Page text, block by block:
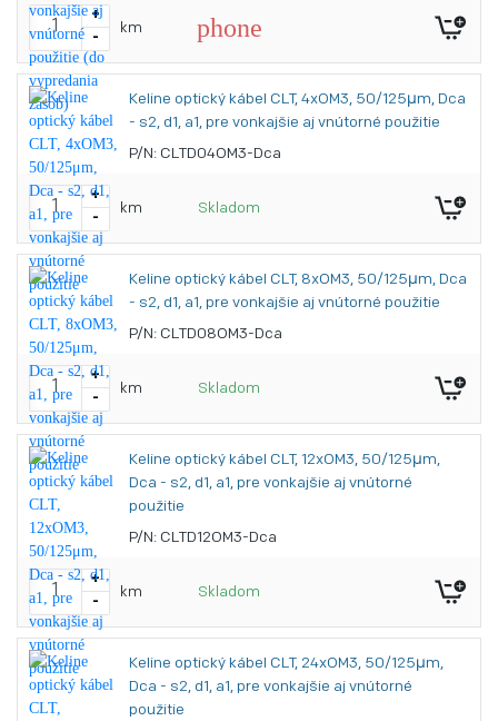
+
-
km phone
Keline optický kábel CLT, 4xOM3, 50/125μm, Dca
- s2, d1, a1, pre vonkajšie aj vnútorné použitie
P/N: CLTD04OM3-Dca
+
-
km Skladom
Keline optický kábel CLT, 8xOM3, 50/125μm, Dca
- s2, d1, a1, pre vonkajšie aj vnútorné použitie
P/N: CLTD08OM3-Dca
+
-
km Skladom
Keline optický kábel CLT, 12xOM3, 50/125μm,
Dca - s2, d1, a1, pre vonkajšie aj vnútorné
použitie
P/N: CLTD12OM3-Dca
+
-
km Skladom
Keline optický kábel CLT, 24xOM3, 50/125μm,
Dca - s2, d1, a1, pre vonkajšie aj vnútorné
použitie